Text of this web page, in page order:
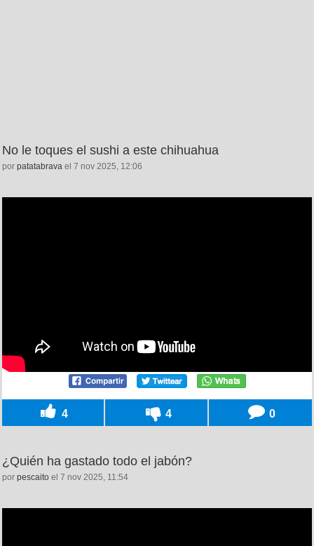
No le toques el sushi a este chihuahua
por patatabrava el 7 nov 2025, 12:06
4 4 0
¿Quién ha gastado todo el jabón?
por pescaito el 7 nov 2025, 11:54